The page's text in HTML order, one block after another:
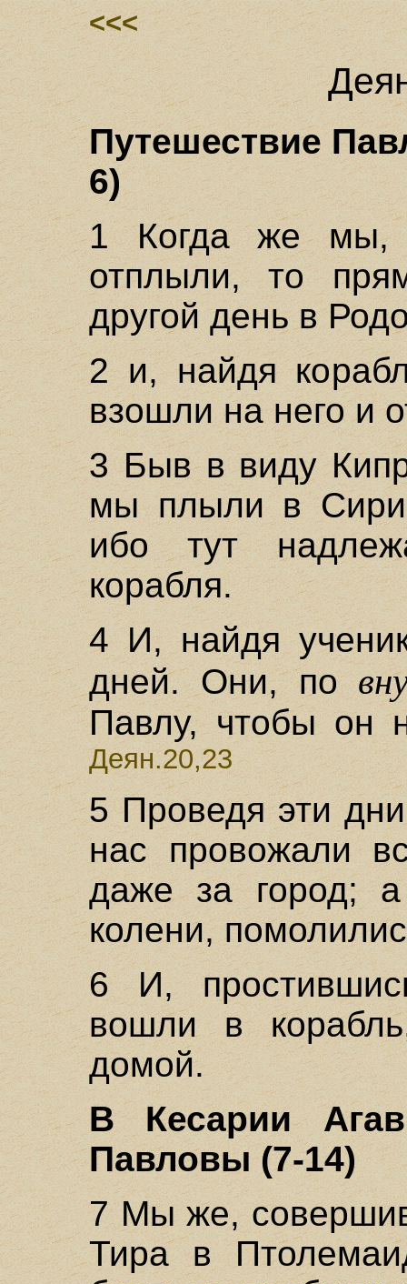
<<<
Путешествие
6)
1 Когда же мы,
отплыли, то
другой день в
2 и, найдя
взошли на него и
3 Быв в виду
мы плыли в
ибо тут
корабля.
4 И, найдя
дней. Они, по
Павлу, чтобы он
Деян.20,23
5 Проведя эти
нас провожали
даже за город; а
колени,
6 И,
вошли в
домой.
В Кесарии
Павловы (7-14)
7 Мы же,
Тира в